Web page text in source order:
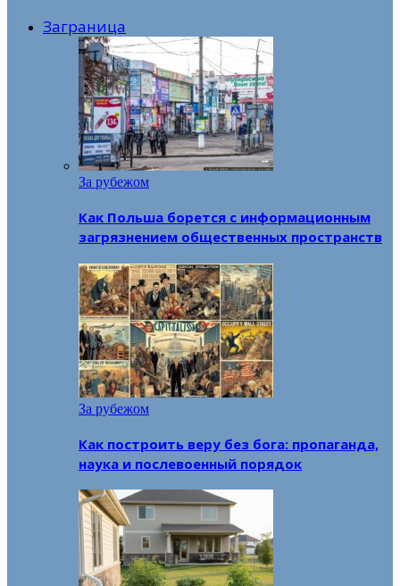
Заграница
За рубежом
Как Польша борется с информационным
загрязнением общественных пространств
За рубежом
Как построить веру без бога: пропаганда,
наука и послевоенный порядок